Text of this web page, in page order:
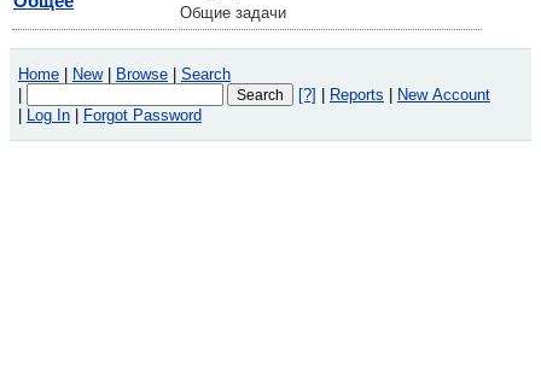
Общие задачи
Home New Browse
Search
[?] Reports
New Account
Log In Forgot Password